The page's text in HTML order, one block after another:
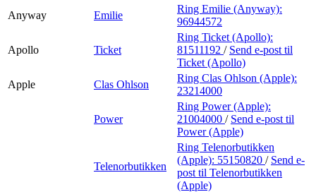
Anyway
Emilie
Ring Emilie (Anyway):
96944572
Apollo Ticket
Ring Ticket (Apollo):
81511192 / Send e-post til
Ticket (Apollo)
Apple
Clas Ohlson
Ring Clas Ohlson (Apple):
23214000
Power
Ring Power (Apple):
21004000 / Send e-post til
Power (Apple)
Telenorbutikken
Ring Telenorbutikken
(Apple): 55150820 / Send e-
post til Telenorbutikken
(Apple)